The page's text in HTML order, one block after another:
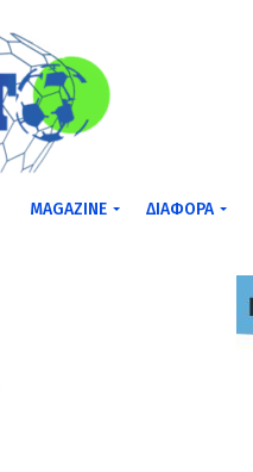
MAGAZINE ΔΙΆΦΟΡΑ